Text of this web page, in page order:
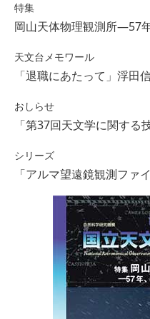
特集
岡山天体物理観測所―57
天文台メモワール
「退職にあたって」浮田
おしらせ
「第37回天文学に関す
シリーズ
「アルマ望遠鏡観測フ